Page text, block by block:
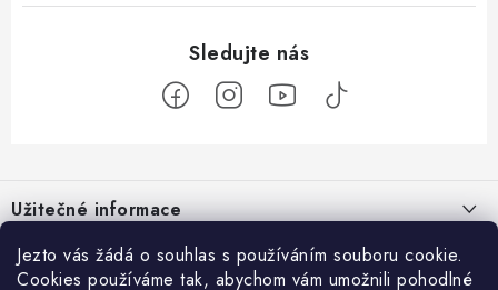
Jezto vás žádá o souhlas s používáním souboru cookie.
Cookies používáme tak, abychom vám umožnili pohodlné
pUžitečné informace
O nás
Zákaznický servis